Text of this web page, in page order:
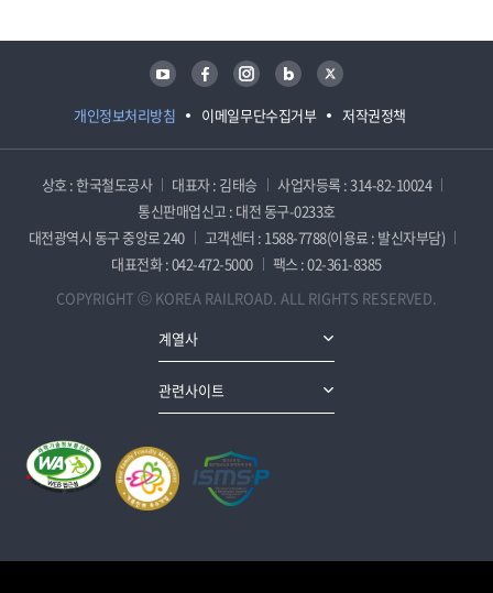
개인정보처리방침 이메일무단수집거부 저작권정책
유튜브 페이스북 인스타그램 블로그 트위터
상호 : 한국철도공사 대표자 : 김태승
사업자등록 : 314-82-10024
통신판매업신고 : 대전 동구-0233호
대전광역시 동구 중앙로 240
고객센터 : 1588-7788(이용료 : 발신자부담)
대표전화 : 042-472-5000
팩스 : 02-361-8385
COPYRIGHT ⓒ KOREA RAILROAD. ALL RIGHTS RESERVED.
계열사
관련사이트